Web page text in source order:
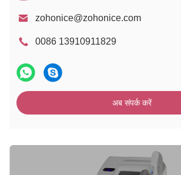
zohonice@zohonice.com
0086 13910911829
अब संपर्क करें